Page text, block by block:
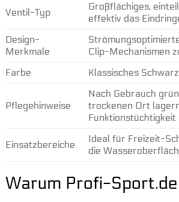
Ventil-Typ
Großflächiges,
effektiv das
Design-
Merkmale
Clip-Mechanismen
Farbe
Klassisches
Pflegehinweise
Nach Gebrauch
trockenen Ort
Funktionstüchtigkeit
Einsatzbereiche
Ideal für Freizeit-
die
Warum Profi-